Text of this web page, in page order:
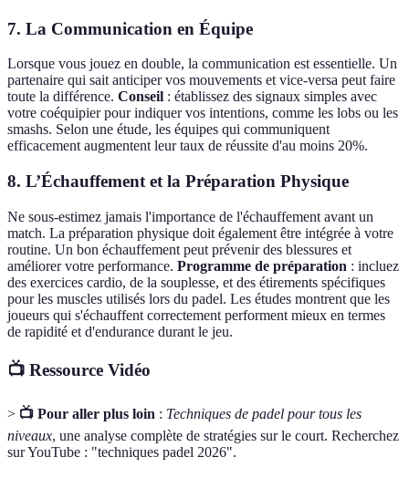
7. La Communication en Équipe
Lorsque vous jouez en double, la communication est essentielle. Un
partenaire qui sait anticiper vos mouvements et vice-versa peut faire
toute la différence. Conseil : établissez des signaux simples avec
votre coéquipier pour indiquer vos intentions, comme les lobs ou les
smashs. Selon une étude, les équipes qui communiquent
efficacement augmentent leur taux de réussite d'au moins 20%.
8. L’Échauffement et la Préparation Physique
Ne sous-estimez jamais l'importance de l'échauffement avant un
match. La préparation physique doit également être intégrée à votre
routine. Un bon échauffement peut prévenir des blessures et
améliorer votre performance. Programme de préparation : incluez
des exercices cardio, de la souplesse, et des étirements spécifiques
pour les muscles utilisés lors du padel. Les études montrent que les
joueurs qui s'échauffent correctement performent mieux en termes
de rapidité et d'endurance durant le jeu.
📺 Ressource Vidéo
> 📺 Pour aller plus loin : Techniques de padel pour tous les
niveaux, une analyse complète de stratégies sur le court. Recherchez
sur YouTube : "techniques padel 2026".